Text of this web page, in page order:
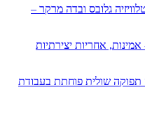
גלובס ובדה מרקר –
תפוקה שולית פוחתת בעבודת